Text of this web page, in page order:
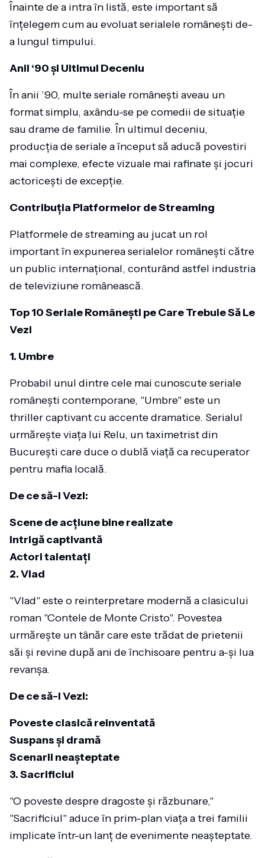
Înainte de a intra în listă, este important să
înțelegem cum au evoluat serialele românești de-
a lungul timpului.
Anii ‘90 și Ultimul Deceniu
În anii ’90, multe seriale românești aveau un
format simplu, axându-se pe comedii de situație
sau drame de familie. În ultimul deceniu,
producția de seriale a început să aducă povestiri
mai complexe, efecte vizuale mai rafinate și jocuri
actoricești de excepție.
Contribuția Platformelor de Streaming
Platformele de streaming au jucat un rol
important în expunerea serialelor românești către
un public internațional, conturând astfel industria
de televiziune românească.
Top 10 Seriale Românești pe Care Trebuie Să Le
Vezi
1. Umbre
Probabil unul dintre cele mai cunoscute seriale
românești contemporane, "Umbre" este un
thriller captivant cu accente dramatice. Serialul
urmărește viața lui Relu, un taximetrist din
București care duce o dublă viață ca recuperator
pentru mafia locală.
De ce să-l Vezi:
Scene de acțiune bine realizate
Intrigă captivantă
Actori talentați
2. Vlad
"Vlad" este o reinterpretare modernă a clasicului
roman "Contele de Monte Cristo". Povestea
urmărește un tânăr care este trădat de prietenii
săi și revine după ani de închisoare pentru a-și lua
revanșa.
De ce să-l Vezi:
Poveste clasică reinventată
Suspans și dramă
Scenarii neașteptate
3. Sacrificiul
"O poveste despre dragoste și răzbunare,"
"Sacrificiul" aduce în prim-plan viața a trei familii
implicate într-un lanț de evenimente neașteptate.